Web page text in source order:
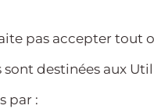
pas accepter tout
destinées aux
par :